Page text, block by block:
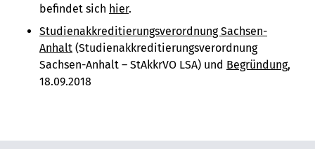
befindet sich hier.
Studienakkreditierungsverordnung Sachsen-
Anhalt (Studienakkreditierungsverordnung
Sachsen-Anhalt – StAkkrVO LSA) und Begründung,
18.09.2018